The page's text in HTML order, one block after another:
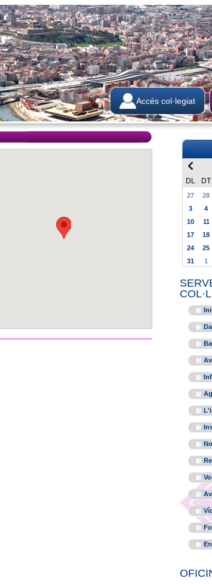
Accés col·legiat
DL
DT
27 28
3
4
10
11
17
18
24
25
31
1